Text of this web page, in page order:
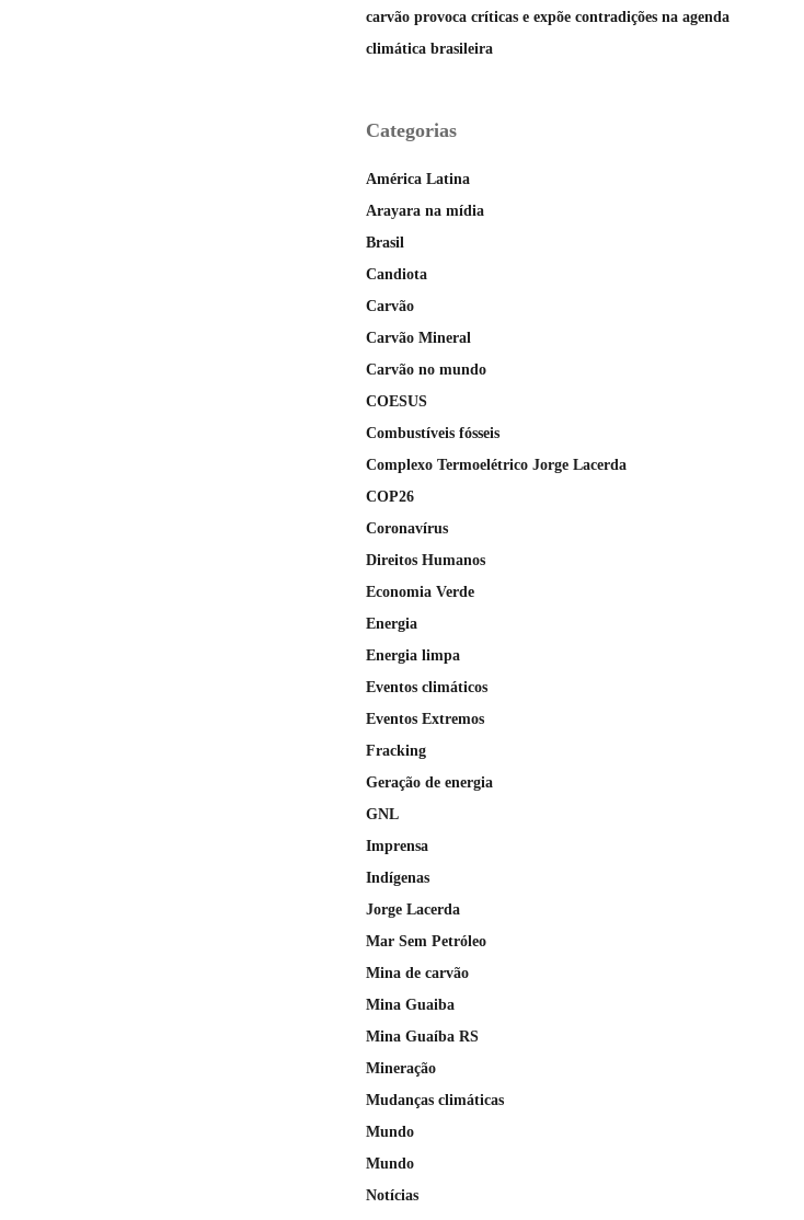
carvão provoca críticas e expõe contradições na agenda
climática brasileira
Categorias
América Latina
Arayara na mídia
Brasil
Candiota
Carvão
Carvão Mineral
Carvão no mundo
COESUS
Combustíveis fósseis
Complexo Termoelétrico Jorge Lacerda
COP26
Coronavírus
Direitos Humanos
Economia Verde
Energia
Energia limpa
Eventos climáticos
Eventos Extremos
Fracking
Geração de energia
GNL
Imprensa
Indígenas
Jorge Lacerda
Mar Sem Petróleo
Mina de carvão
Mina Guaiba
Mina Guaíba RS
Mineração
Mudanças climáticas
Mundo
Mundo
Notícias